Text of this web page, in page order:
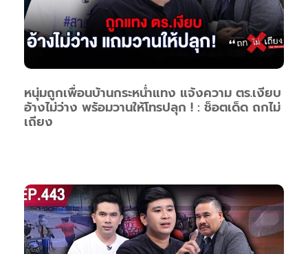
หนุ่มถูกเพื่อนบ้านกระหน่ำแทง แจ้งความ ตร.เงียบ
อ้างไม่ว่าง พร้อมวานให้โทรปลุก ! : ช็อตเด็ด ถกไม่
เถียง